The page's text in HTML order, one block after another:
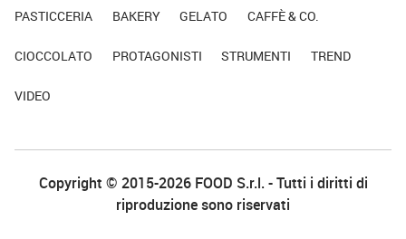
PASTICCERIA BAKERY GELATO CAFFÈ & CO.
CIOCCOLATO PROTAGONISTI STRUMENTI TREND
VIDEO
Copyright © 2015-2026 FOOD S.r.l. - Tutti i diritti di
riproduzione sono riservati